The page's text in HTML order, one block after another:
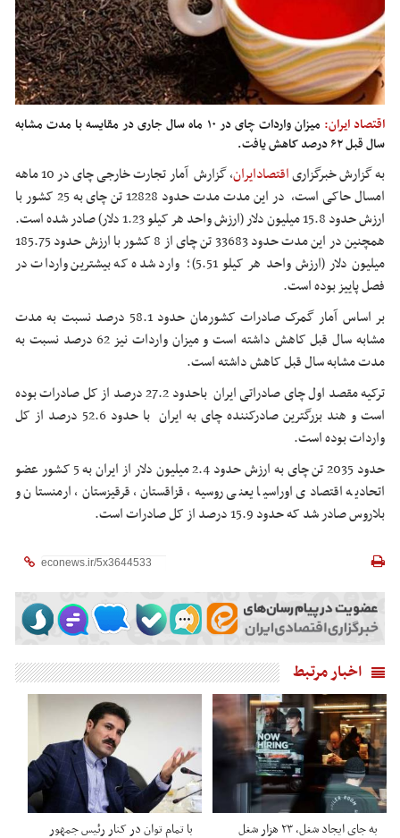
اقتصاد ایران:
میزان واردات چای در ۱۰ ماه سال جاری در مقایسه با مدت مشابه
سال قبل ۶۲ درصد کاهش یافت.
به گزارش خبرگزاریاقتصادایران،
گزارش آمار تجارت خارجی چای در 10 ماهه
امسال حاکی است، در این مدت مدت حدود 12828 تن چای به 25 کشور با
ارزش حدود 15.8 میلیون دلار (ارزش واحد هر کیلو 1.23 دلار) صادر شده است.
همچنین در این مدت حدود 33683 تن چای از 8 کشور با ارزش حدود 185.75
میلیون دلار (ارزش واحد هر کیلو 5.51)؛ وارد شده که بیشترین واردات در
فصل پاییز بوده است.
بر اساس آمار گمرک صادرات کشورمان حدود 58.1 درصد نسبت به مدت
مشابه سال قبل کاهش داشته است و میزان واردات نیز 62 درصد نسبت به
مدت مشابه سال قبل کاهش داشته است.
ترکیه مقصد اول چای صادراتی ایران باحدود 27.2 درصد از کل صادرات بوده
است و هند بزرگترین صادرکننده چای به ایران با حدود 52.6 درصد از کل
واردات بوده است.
حدود 2035 تن چای به ارزش حدود 2.4 میلیون دلار از ایران به 5 کشور عضو
اتحادیه اقتصادی اوراسیا یعنی روسیه، قزاقستان، قرقیزستان، ارمنستان و
بلاروس صادر شد که حدود 15.9 درصد از کل صادرات است.
اخبار مرتبط
به جای ایجاد شغل، ۲۳ هزار شغل با تمام توان در کنار رئیس جمهور